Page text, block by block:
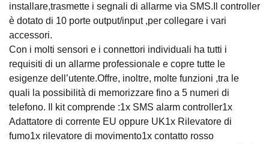
installare,trasmette i segnali di allarme via SMS.Il controller
è dotato di 10 porte output/input ,per collegare i vari
accessori.
Con i molti sensori e i connettori individuali ha tutti i
requisiti di un allarme professionale e copre tutte le
esigenze dell’utente.Offre, inoltre, molte funzioni ,tra le
quali la possibilità di memorizzare fino a 5 numeri di
telefono. Il kit comprende :1x SMS alarm controller1x
Adattatore di corrente EU oppure UK1x Rilevatore di
fumo1x rilevatore di movimento1x contatto rosso